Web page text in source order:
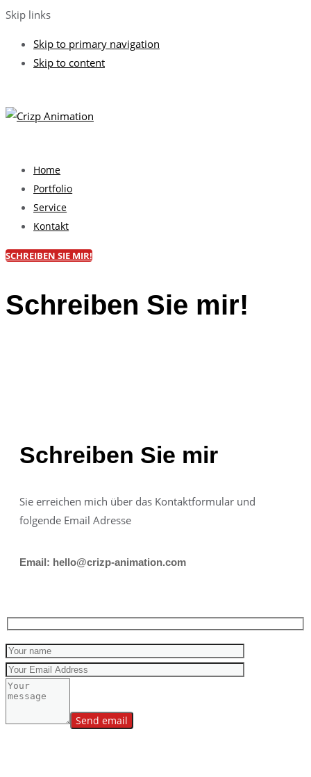
Skip links
Skip to primary navigation
Skip to content
Home
Portfolio
Service
Kontakt
SCHREIBEN SIE MIR!
Schreiben Sie mir!
Schreiben Sie mir
Sie erreichen mich über das Kontaktformular und
folgende Email Adresse
Email: hello@crizp-animation.com
Please leave this field empty.